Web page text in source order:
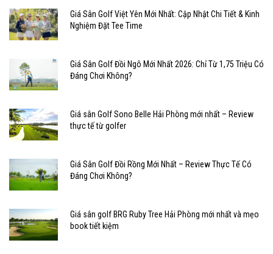
Giá Sân Golf Việt Yên Mới Nhất: Cập Nhật Chi Tiết & Kinh
Nghiệm Đặt Tee Time
Giá Sân Golf Đồi Ngô Mới Nhất 2026: Chỉ Từ 1,75 Triệu Có
Đáng Chơi Không?
Giá sân Golf Sono Belle Hải Phòng mới nhất – Review
thực tế từ golfer
Giá Sân Golf Đồi Rồng Mới Nhất – Review Thực Tế Có
Đáng Chơi Không?
Giá sân golf BRG Ruby Tree Hải Phòng mới nhất và mẹo
book tiết kiệm